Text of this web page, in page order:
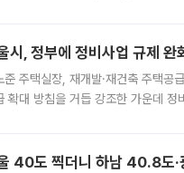
시, 정부에 정비사업 규제
준 주택실장, 재개발·재건축 주택공
확대 방침을 거듭 강조한 가운데
40도 찍더니 하남 40.8도